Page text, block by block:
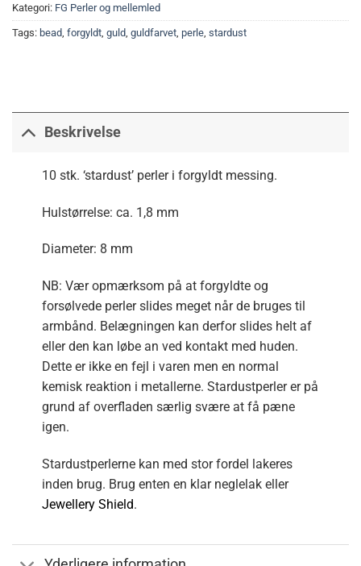
Kategori: FG Perler og mellemled
Tags: bead forgyldt guld guldfarvet perle stardust
Beskrivelse
10 stk. ‘stardust’ perler i forgyldt messing.
Hulstørrelse: ca. 1,8 mm
Diameter: 8 mm
NB: Vær opmærksom på at forgyldte og
forsølvede perler slides meget når de bruges til
armbånd. Belægningen kan derfor slides helt af
eller den kan løbe an ved kontakt med huden.
Dette er ikke en fejl i varen men en normal
kemisk reaktion i metallerne. Stardustperler er på
grund af overfladen særlig svære at få pæne
igen.
Stardustperlerne kan med stor fordel lakeres
inden brug. Brug enten en klar neglelak eller
Jewellery Shield.